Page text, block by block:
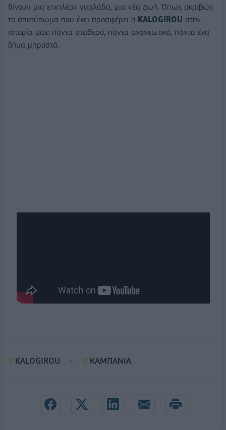
δίνουν μια επιπλέον γυαλάδα, μια νέα ζωή. Όπως ακριβώς
το αποτύπωμα που έχει προσφέρει η KALOGIROU στην
ιστορία μας: πάντα σταθερό, πάντα ανανεωτικό, πάντα ένα
βήμα μπροστά.
KALOGIROU ΚΑΜΠΑΝΙΑ